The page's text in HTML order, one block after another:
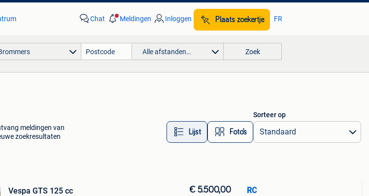
Chat Meldingen Inloggen Plaats zoekertje FR
Alle afstanden… Zoek
meldingen van
zoekresultaten
Lijst Foto’s
Sorteer op
Vespa GTS 125 cc € 5.500,00 RC